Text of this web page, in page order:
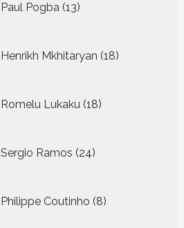
Paul Pogba 13
producten
Henrikh Mkhitaryan 18
producten
Romelu Lukaku 18
producten
Sergio Ramos 24
producten
Philippe Coutinho 8
producten